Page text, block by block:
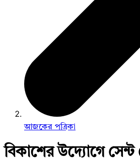
আজকের পত্রিকা
বিকাশের উদ্যোগে